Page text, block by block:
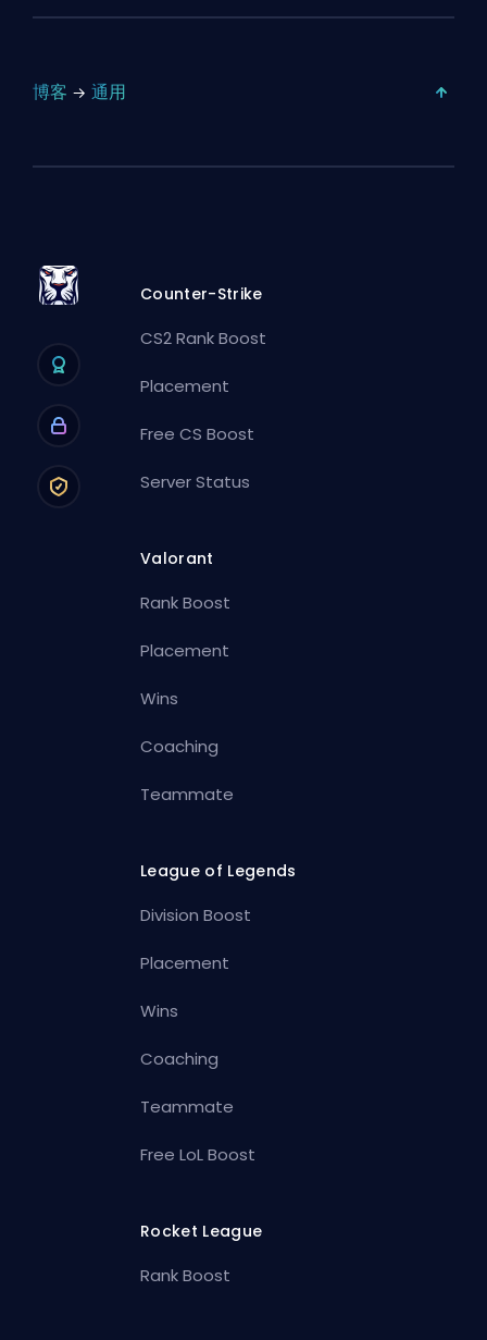
博客 通用
Counter-Strike
CS2 Rank Boost
Placement
Free CS Boost
Server Status
Valorant
Rank Boost
Placement
Wins
Coaching
Teammate
League of Legends
Division Boost
Placement
Wins
Coaching
Teammate
Free LoL Boost
Rocket League
Rank Boost